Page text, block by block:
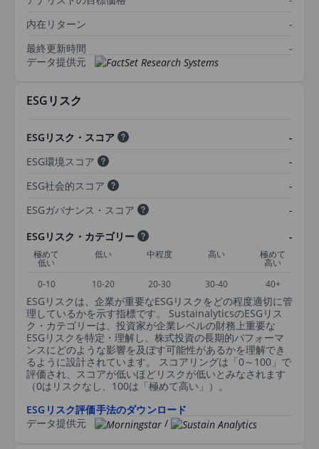
内在リターン
-
最終更新時間
-
データ提供元
ESGリスク
ESGリスク・スコア
-
ESG環境スコア
-
ESG社会的スコア
-
ESGガバナンス・スコア
-
ESGリスク・カテゴリー
-
極めて
低い
低い 中程度 高い 極めて
高い
0-10
10-20 20-30 30-40 40+
ESGリスクは、企業が重要なESGリスクをどの程度適切に管
理しているかを示す指標です。 SustainalyticsのESGリス
ク・カテゴリーは、投資家が企業レベルの財務上重要な
ESGリスクを特定・理解し、株式投資の長期的パフォーマ
ンスにどのような影響を及ぼす可能性があるかを理解でき
るように設計されています。 スコアリングは「0～100」で
評価され、スコアが低いほどリスクが低いとみなされます
（0はリスクなし、100は「極めて高い」）。
ESGリスク評価手法のダウンロード
データ提供元
/